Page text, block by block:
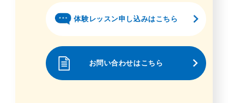
体験レッスン申し込みはこちら
お問い合わせはこちら